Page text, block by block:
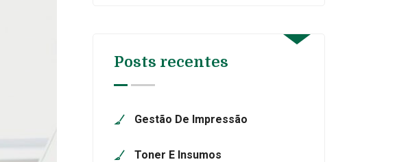
Posts recentes
Gestão De Impressão
Toner E Insumos